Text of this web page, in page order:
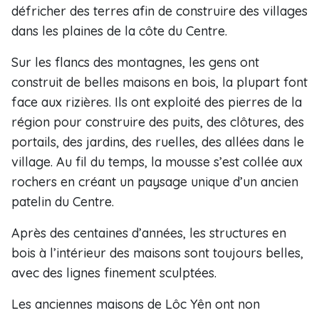
défricher des terres afin de construire des villages
dans les plaines de la côte du Centre.
Sur les flancs des montagnes, les gens ont
construit de belles maisons en bois, la plupart font
face aux rizières. Ils ont exploité des pierres de la
région pour construire des puits, des clôtures, des
portails, des jardins, des ruelles, des allées dans le
village. Au fil du temps, la mousse s’est collée aux
rochers en créant un paysage unique d’un ancien
patelin du Centre.
Après des centaines d’années, les structures en
bois à l’intérieur des maisons sont toujours belles,
avec des lignes finement sculptées.
Les anciennes maisons de Lôc Yên ont non